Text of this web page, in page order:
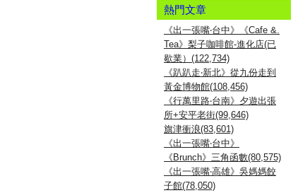
熱門文章
《出一張嘴‧台中》《Cafe &.
Tea》梨子咖啡館-進化店(已
歇業）(122,734)
《趴趴走‧新北》從九份走到
黃金博物館(108,456)
《行萬里路‧台南》夕遊出張
所+安平老街(99,646)
旗津衝浪(83,601)
《出一張嘴‧台中》
《Brunch》三角函數(80,575)
《出一張嘴‧高雄》吳媽媽餃
子館(78,050)